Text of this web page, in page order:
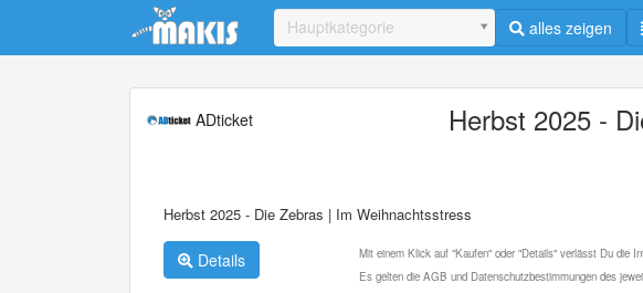
Update cookies preferences
Hauptkategorie alles zeigen
ADticket Herbst 2025 -
Herbst 2025 - Die Zebras | Im Weihnachtsstress
Details
Mit einem Klick auf "Kaufen" oder "Details" verlässt Du die
Es gelten die AGB und Datenschutzbestimmungen des